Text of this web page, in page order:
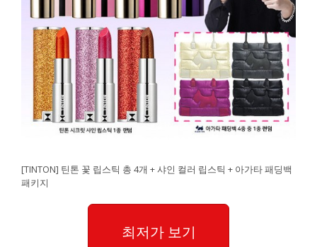
[TINTON] 틴톤 꽃 립스틱 총 4개 + 샤인 컬러 립스틱 + 아가타 패딩백
패키지
최저가 보기